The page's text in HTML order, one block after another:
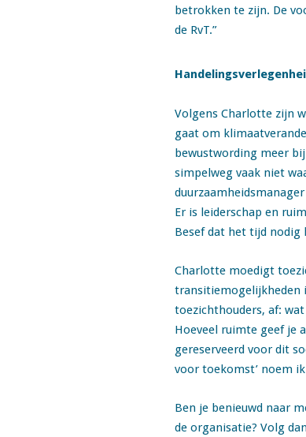
betrokken te zijn. De
de RvT.”
Volgens Charlotte zijn
gaat om
bewustwording meer
simpelweg vaak niet
Er is leiderschap en
Besef dat het tijd nodig
Charlotte moedigt
transitiemogelijkheden
toezichthouders, af:
Hoeveel ruimte geef je
gereserveerd voor dit
voor toekomst’ noem ik
Ben je benieuwd naar
de organisatie? Volg